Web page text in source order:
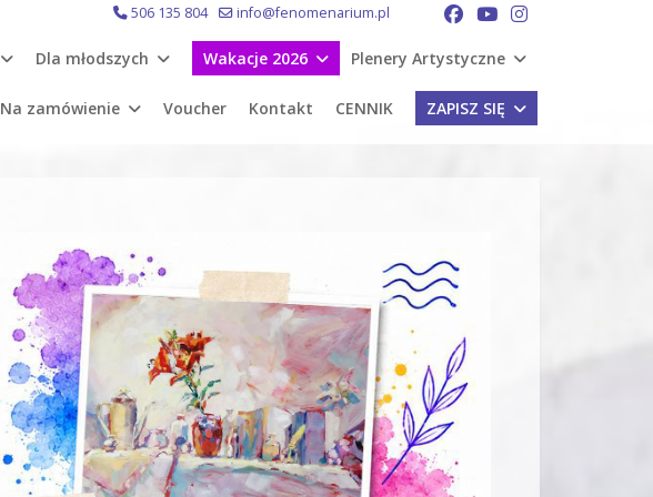
506 135 804 info@fenomenarium.pl
Dla młodszych Wakacje 2026 Plenery Artystyczne
Na zamówienie Voucher Kontakt CENNIK ZAPISZ SIĘ